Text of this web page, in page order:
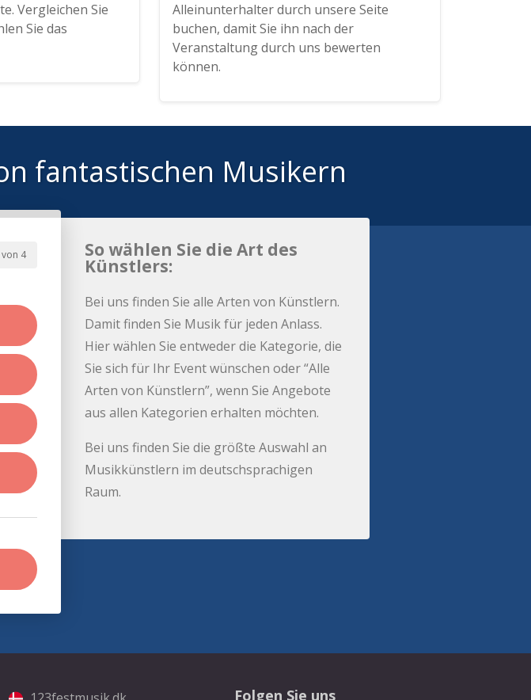
Vergleichen Sie
Sie das
Alleinunterhalter durch unsere Seite
buchen, damit Sie ihn nach der
Veranstaltung durch uns bewerten
können.
fantastischen Musikern
von 4 So wählen Sie die Art des
Künstlers:
Bei uns finden Sie alle Arten von Künstlern.
Damit finden Sie Musik für jeden Anlass.
Hier wählen Sie entweder die Kategorie, die
Sie sich für Ihr Event wünschen oder “Alle
Arten von Künstlern”, wenn Sie Angebote
aus allen Kategorien erhalten möchten.
Bei uns finden Sie die größte Auswahl an
Musikkünstlern im deutschsprachigen
Raum.
Folgen Sie uns